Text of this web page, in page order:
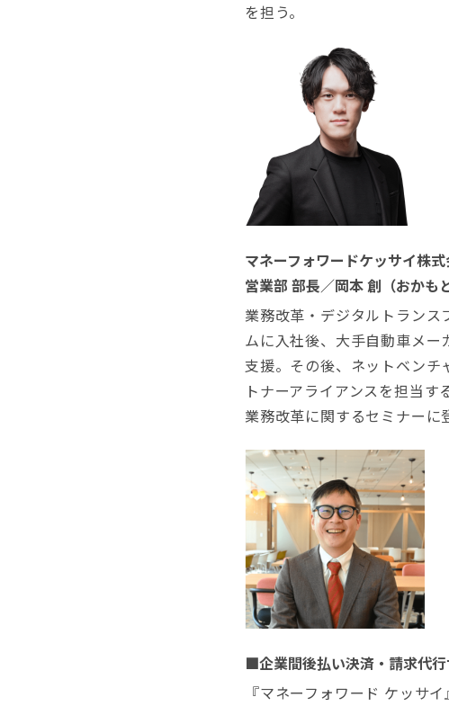
を担う。
マネーフォワードケッサイ株
営業部 部長／岡本 創（おかも
業務改革・デジタルトラン
ムに入社後、大手自動車メ
支援。その後、ネットベン
トナーアライアンスを担当
業務改革に関するセミナーに
■企業間後払い決済・請求代
『マネーフォワード ケッサ